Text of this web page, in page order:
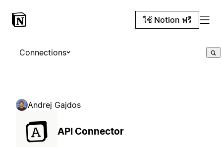
ใช้ Notion ฟรี
Connections
Andrej Gajdos
API Connector